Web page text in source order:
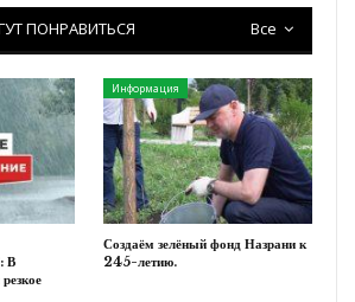
Все
ПОНРАВИТЬСЯ
В
Информация
Создаём зелёный фонд Назрани к
245-летию.